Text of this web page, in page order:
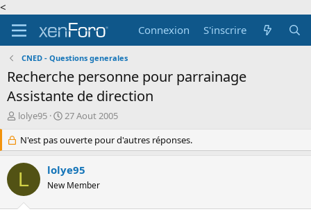
<
Connexion
S'inscrire
CNED - Questions generales
Recherche personne pour parrainage
Assistante de direction
A
e
u
d
e
lolye95
D
t
e
e
d
27 Aout 2005
N'est pas ouverte pour d'autres réponses.
L lolye95
New Member